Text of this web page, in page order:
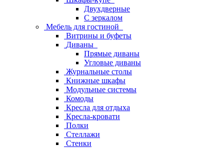
Двухдверные
С зеркалом
Мебель для гостиной
Витрины и буфеты
Диваны
Прямые диваны
Угловые диваны
Журнальные столы
Книжные шкафы
Модульные системы
Комоды
Кресла для отдыха
Кресла-кровати
Полки
Стеллажи
Стенки